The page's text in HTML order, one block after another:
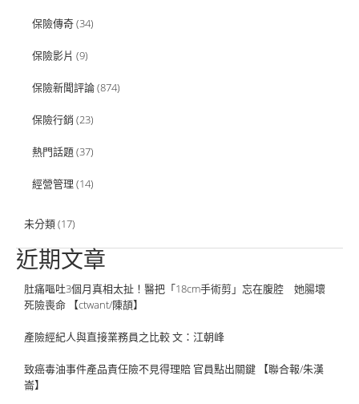
保險傳奇(34)
保險影片 (9)
保險新聞評論(874)
保險行銷 (23)
熱門話題(37)
經營管理 (14)
未分類(17)
近期文章
肚痛嘔吐3個月真相太扯！醫把「18cm手術剪」忘在腹腔 她腸壞
死險喪命 【ctwant/陳頡】
產險經紀人與直接業務員之比較 文：江朝峰
致癌毒油事件產品責任險不見得理賠 官員點出關鍵 【聯合報/朱漢
崙】